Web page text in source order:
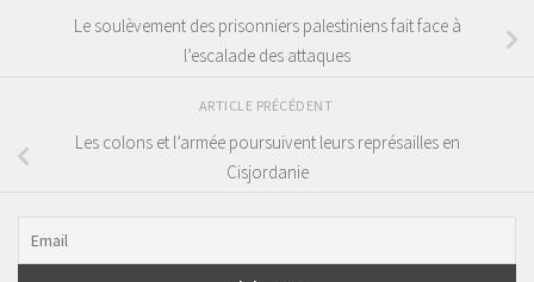
Le soulèvement des prisonniers palestiniens fait face à
l’escalade des attaques
ARTICLE PRÉCÉDENT
Les colons et l’armée poursuivent leurs représailles en
Cisjordanie